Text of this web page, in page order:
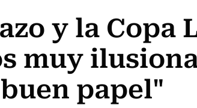
y la Copa
muy
papel"